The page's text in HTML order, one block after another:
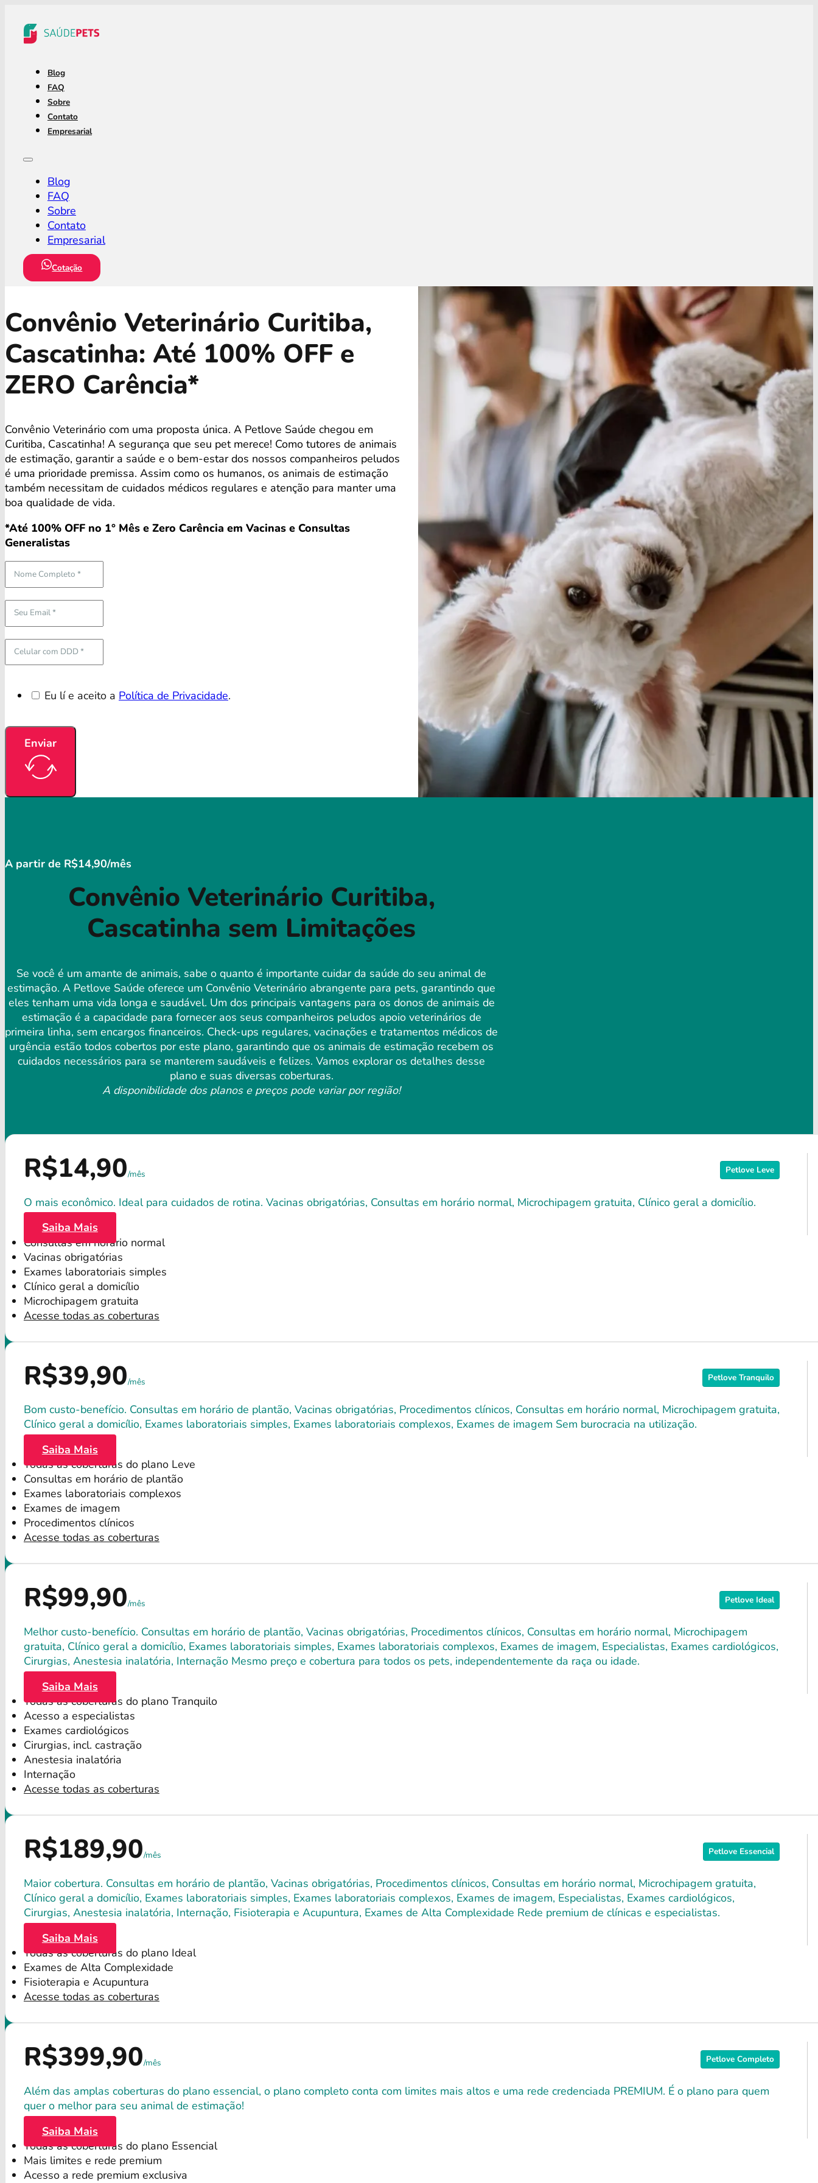
Blog
FAQ
Sobre
Contato
Empresarial
Blog
FAQ
Sobre
Contato
Empresarial
Cotação
Convênio Veterinário Curitiba,
Cascatinha: Até 100% OFF e
ZERO Carência*
Convênio Veterinário com uma proposta única. A Petlove Saúde chegou em
Curitiba, Cascatinha! A segurança que seu pet merece! Como tutores de animais
de estimação, garantir a saúde e o bem-estar dos nossos companheiros peludos
é uma prioridade premissa. Assim como os humanos, os animais de estimação
também necessitam de cuidados médicos regulares e atenção para manter uma
boa qualidade de vida.
*Até 100% OFF no 1° Mês e Zero Carência em Vacinas e Consultas
Generalistas
Eu lí e aceito a Política de Privacidade.
Enviar
A partir de R$14,90/mês
Convênio Veterinário Curitiba,
Cascatinha sem Limitações
Se você é um amante de animais, sabe o quanto é importante cuidar da saúde do seu animal de
estimação. A Petlove Saúde oferece um Convênio Veterinário abrangente para pets, garantindo que
eles tenham uma vida longa e saudável. Um dos principais vantagens para os donos de animais de
estimação é a capacidade para fornecer aos seus companheiros peludos apoio veterinários de
primeira linha, sem encargos financeiros. Check-ups regulares, vacinações e tratamentos médicos de
urgência estão todos cobertos por este plano, garantindo que os animais de estimação recebem os
cuidados necessários para se manterem saudáveis ​​e felizes. Vamos explorar os detalhes desse
plano e suas diversas coberturas.
A disponibilidade dos planos e preços pode variar por região!
Petlove Leve
R$14,90/mês
O mais econômico. Ideal para cuidados de rotina. Vacinas obrigatórias, Consultas em horário normal, Microchipagem gratuita, Clínico geral a domicílio.
Saiba Mais
Consultas em horário normal
Vacinas obrigatórias
Exames laboratoriais simples
Clínico geral a domicílio
Microchipagem gratuita
Acesse todas as coberturas
Petlove Tranquilo
R$39,90/mês
Bom custo-benefício. Consultas em horário de plantão, Vacinas obrigatórias, Procedimentos clínicos, Consultas em horário normal, Microchipagem gratuita,
Clínico geral a domicílio, Exames laboratoriais simples, Exames laboratoriais complexos, Exames de imagem Sem burocracia na utilização.
Saiba Mais
Todas as coberturas do plano Leve
Consultas em horário de plantão
Exames laboratoriais complexos
Exames de imagem
Procedimentos clínicos
Acesse todas as coberturas
Petlove Ideal
R$99,90/mês
Melhor custo-benefício. Consultas em horário de plantão, Vacinas obrigatórias, Procedimentos clínicos, Consultas em horário normal, Microchipagem
gratuita, Clínico geral a domicílio, Exames laboratoriais simples, Exames laboratoriais complexos, Exames de imagem, Especialistas, Exames cardiológicos,
Cirurgias, Anestesia inalatória, Internação Mesmo preço e cobertura para todos os pets, independentemente da raça ou idade.
Saiba Mais
Todas as coberturas do plano Tranquilo
Acesso a especialistas
Exames cardiológicos
Cirurgias, incl. castração
Anestesia inalatória
Internação
Acesse todas as coberturas
Petlove Essencial
R$189,90/mês
Maior cobertura. Consultas em horário de plantão, Vacinas obrigatórias, Procedimentos clínicos, Consultas em horário normal, Microchipagem gratuita,
Clínico geral a domicílio, Exames laboratoriais simples, Exames laboratoriais complexos, Exames de imagem, Especialistas, Exames cardiológicos,
Cirurgias, Anestesia inalatória, Internação, Fisioterapia e Acupuntura, Exames de Alta Complexidade Rede premium de clínicas e especialistas.
Saiba Mais
Todas as coberturas do plano Ideal
Exames de Alta Complexidade
Fisioterapia e Acupuntura
Acesse todas as coberturas
Petlove Completo
R$399,90/mês
Além das amplas coberturas do plano essencial, o plano completo conta com limites mais altos e uma rede credenciada PREMIUM. É o plano para quem
quer o melhor para seu animal de estimação!
Saiba Mais
Todas as coberturas do plano Essencial
Mais limites e rede premium
Acesso a rede premium exclusiva